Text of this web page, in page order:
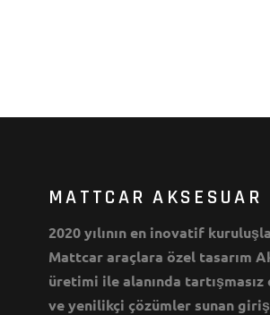
MATTCAR AKSESUAR
2020 yılının en inovatif
Mattcar araçlara özel tasarım
üretimi ile alanında
ve yenilikçi çözümler sunan